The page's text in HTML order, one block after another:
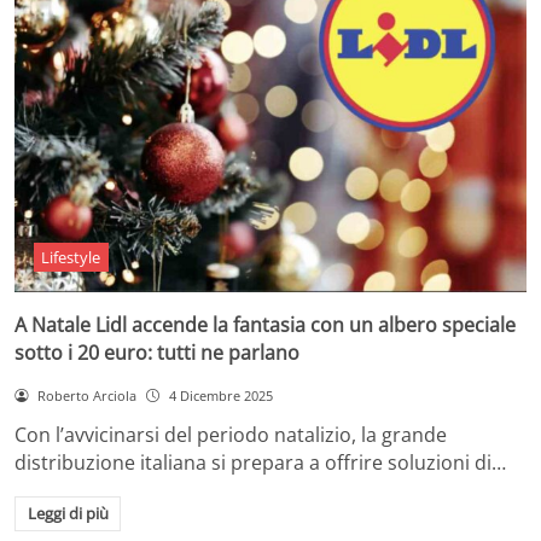
Lifestyle
A Natale Lidl accende la fantasia con un albero speciale
sotto i 20 euro: tutti ne parlano
Roberto Arciola 4 Dicembre 2025
Con l’avvicinarsi del periodo natalizio, la grande
distribuzione italiana si prepara a offrire soluzioni di…
Leggi di più